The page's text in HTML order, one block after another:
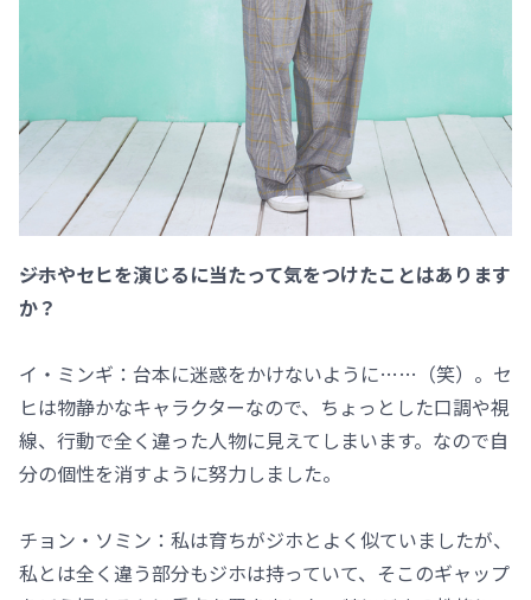
――ジホやセヒを演じるに当たって気をつけたことはあります
か？
イ・ミンギ：台本に迷惑をかけないように……（笑）。セ
ヒは物静かなキャラクターなので、ちょっとした口調や視
線、行動で全く違った人物に見えてしまいます。なので自
分の個性を消すように努力しました。
チョン・ソミン：私は育ちがジホとよく似ていましたが、
私とは全く違う部分もジホは持っていて、そこのギャップ